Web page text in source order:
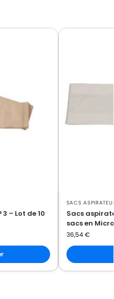
– Lot de 10
SACS
Sacs
sacs en
36,54€